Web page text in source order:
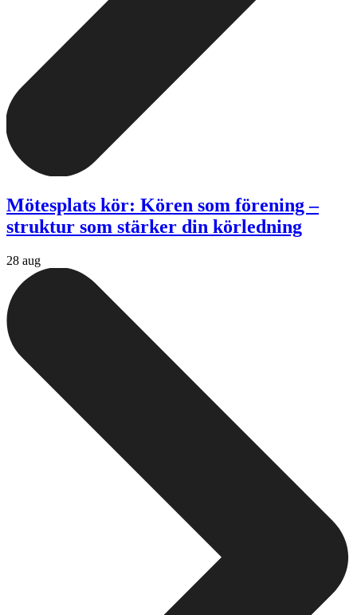
Mötesplats kör: Kören som förening –
struktur som stärker din körledning
28 aug